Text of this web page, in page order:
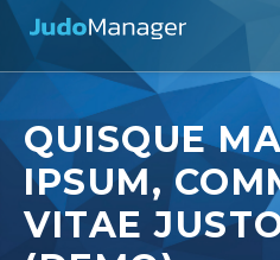
QUISQUE
IPSUM,
VITAE